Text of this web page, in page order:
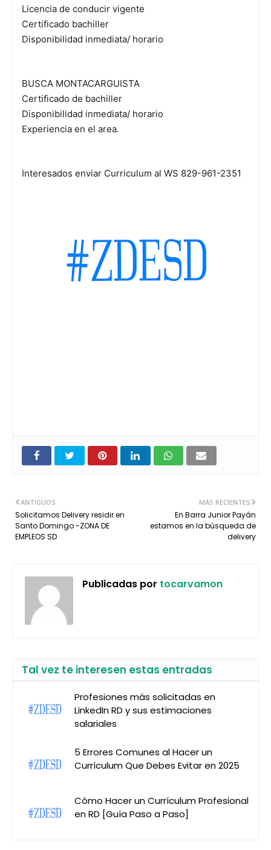
Licencia de conducir vigente
Certificado bachiller
Disponibilidad inmediata/ horario
BUSCA MONTACARGUISTA
Certificado de bachiller
Disponibilidad inmediata/ horario
Experiencia en el area.
Interesados enviar Curriculum al WS 829-961-2351
MÁS RECIENTES
En Barra Junior Payán
estamos en la búsqueda de
delivery
ANTIGUOS
Solicitamos Delivery residir en
Santo Domingo -ZONA DE
EMPLEOS SD
Publicadas por tocarvamon
Tal vez te interesen estas entradas
Profesiones más solicitadas en
LinkedIn RD y sus estimaciones
salariales
5 Errores Comunes al Hacer un
Currículum Que Debes Evitar en 2025
Cómo Hacer un Currículum Profesional
en RD [Guía Paso a Paso]